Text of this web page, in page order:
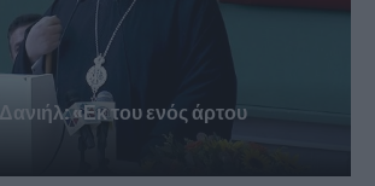
«Εκ του ενός άρτου